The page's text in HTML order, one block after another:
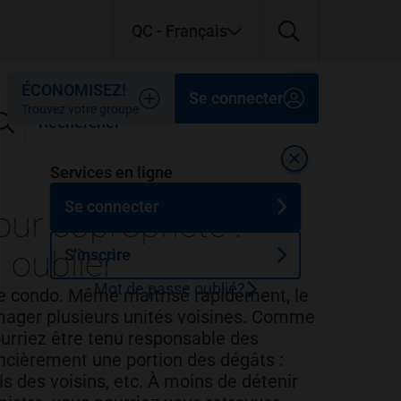
Fermer
Fermer
Rechercher
Fermer
ÉCONOMISEZ!
Trouvez votre groupe
Se connecter
Fermer
Services en ligne
Se connecter
S'inscrire
Mot de passe oublié?
copropriété :
oublier
condo. Même maîtrisé rapidement, le
plusieurs unités voisines. Comme
être tenu responsable des
une portion des dégâts :
des voisins, etc. À moins de détenir